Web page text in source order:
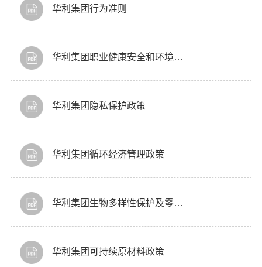
华利集团行为准则
华利集团职业健康安全和环境政策
华利集团隐私保护政策
华利集团循环经济管理政策
华利集团生物多样性保护及零毁林政策
华利集团可持续原材料政策